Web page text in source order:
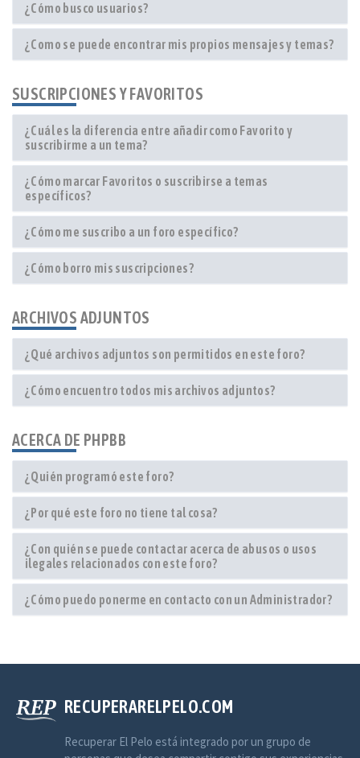
¿Cómo busco usuarios?
¿Como se puede encontrar mis propios mensajes y temas?
SUSCRIPCIONES Y FAVORITOS
¿Cuál es la diferencia entre añadir como Favorito y
suscribirme a un tema?
¿Cómo marcar Favoritos o suscribirse a temas
específicos?
¿Cómo me suscribo a un foro específico?
¿Cómo borro mis suscripciones?
ARCHIVOS ADJUNTOS
¿Qué archivos adjuntos son permitidos en este foro?
¿Cómo encuentro todos mis archivos adjuntos?
ACERCA DE PHPBB
¿Quién programó este foro?
¿Por qué este foro no tiene tal cosa?
¿Con quién se puede contactar acerca de abusos o usos
ilegales relacionados con este foro?
¿Cómo puedo ponerme en contacto con un Administrador?
RECUPERARELPELO.COM
Recuperar El Pelo está integrado por un grupo de